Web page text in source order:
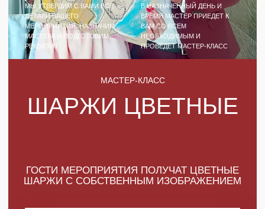
ЗАБРОНИРУЙТЕ ОРИГИНАЛЬНЫЙ
МАСТЕР КЛАСС ДЛЯ ВАШЕГО
ПРАЗДНИКА/КОРПОРАТИВА
ШАРЖИ ЦВЕТНЫЕ
ГОСТИ МЕРОПРИЯТИЯ ПОЛУЧАТ ЦВЕТНЫЕ